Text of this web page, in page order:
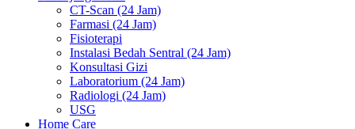
CT-Scan (24 Jam)
Farmasi (24 Jam)
Fisioterapi
Instalasi Bedah Sentral (24 Jam)
Konsultasi Gizi
Laboratorium (24 Jam)
Radiologi (24 Jam)
USG
Home Care